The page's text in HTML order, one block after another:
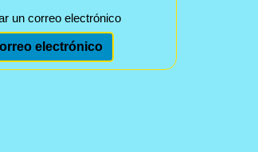
un correo electrónico
electrónico